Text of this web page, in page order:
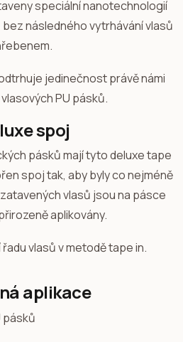
speciální nanotechnologií
následného vytrhávání vlasů
jedinečnost právě námi
PU pásků.
spoj
pásků mají tyto deluxe tape
spoj tak, aby byly co nejméně
vlasů jsou na pásce
aplikovány.
vlasů v metodě tape in.
aplikace